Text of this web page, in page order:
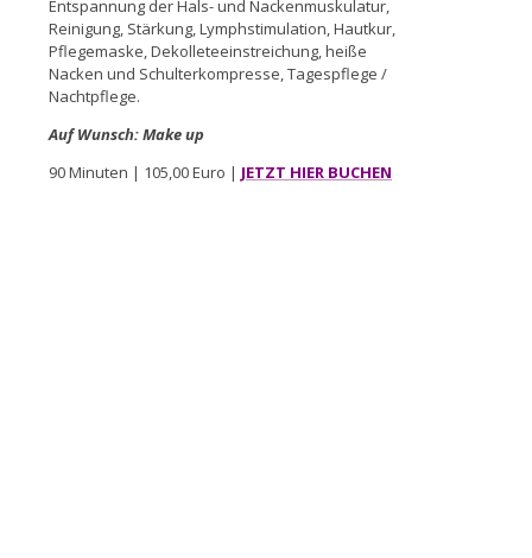
Entspannung der Hals- und Nackenmuskulatur,
Reinigung, Stärkung, Lymphstimulation, Hautkur,
Pflegemaske, Dekolleteeinstreichung, heiße
Nacken und Schulterkompresse, Tagespflege /
Nachtpflege.
Auf Wunsch: Make up
90 Minuten | 105,00 Euro | JETZT HIER BUCHEN